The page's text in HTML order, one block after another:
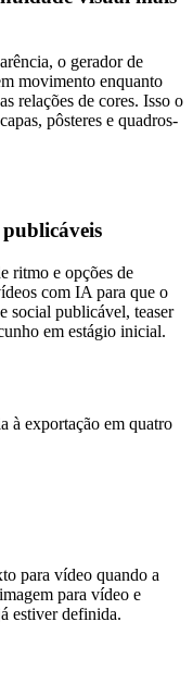
o gerador de
movimento enquanto
relações de cores. Isso o
pôsteres e quadros-
ritmo e opções de
com IA para que o
social publicável, teaser
em estágio inicial.
à exportação em quatro
para vídeo quando a
para vídeo e
estiver definida.